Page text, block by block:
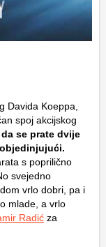
Davida Koeppa,
spoj akcijskog
se prate dvije
s poprilično
svejedno
vrlo dobri, pa i
mlade, a vrlo
Radić za